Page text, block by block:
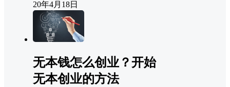
20年4月18日
无本钱怎么创业？开始
无本创业的方法